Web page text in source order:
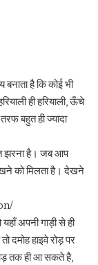
है कि कोई भी
ही हरियाली, ऊँचे
बहुत ही ज्यादा
झरना है। जब आप
को मिलता है। देखने
अपनी गाड़ी से ही
दमोह हाइवे रोड़ पर
तक ही आ सकते है,